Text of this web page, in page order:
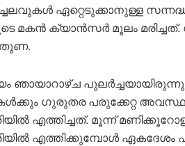
ഏറ്റെടുക്കാനുള്ള
മകൻ ക്യാൻസർ മൂലം മരിച്ചത്.
തുണ.
ഞായാറാഴ്ച പുലർച്ചയായിരുന്നു
ഗുരുതര പരുക്കേറ്റ
എത്തിച്ചത്. മൂന്ന്
എത്തിക്കുമ്പോൾ ഏകദേശം ഏഴ്